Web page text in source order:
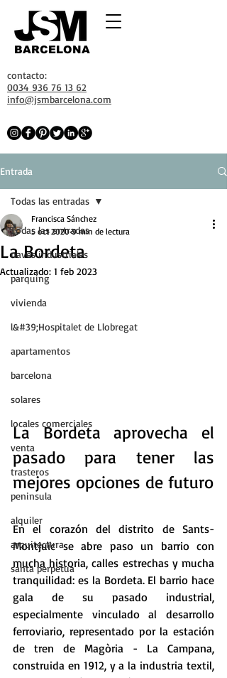
BARCELONA
contacto:
0034 936 76 13 62
info@jsmbarcelona.com
Entrada
Todas las entradas
naves industriales
parquing
vivienda
l&#39;Hospitalet de Llobregat
apartamentos
barcelona
solares
locales comerciales
venta
trasteros
peninsula
alquiler
arquitectura
santa perpetua
Todas las entradas
La Bordeta
Francisca Sánchez
5 oct 2020 9 min de lectura
Actualizado: 1 feb 2023
La Bordeta aprovecha el
pasado para tener las
mejores opciones de futuro
En el corazón del distrito de Sants-
Montjuïc se abre paso un barrio con
mucha historia, calles estrechas y mucha
tranquilidad: es la Bordeta. El barrio hace
gala de su pasado industrial,
especialmente vinculado al desarrollo
ferroviario, representado por la estación
de tren de Magòria - La Campana,
construida en 1912, y a la industria textil,